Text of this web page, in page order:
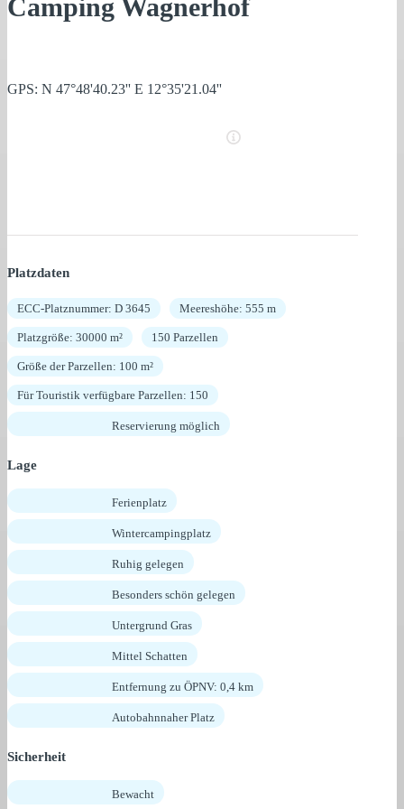
Camping Wagnerhof
GPS: N 47°48'40.23'' E 12°35'21.04''
Platzdaten
ECC-Platznummer: D 3645 Meereshöhe: 555 m
Platzgröße: 30000 m² 150 Parzellen
Größe der Parzellen: 100 m²
Für Touristik verfügbare Parzellen: 150
Reservierung möglich
Lage
Ferienplatz
Wintercampingplatz
Ruhig gelegen
Besonders schön gelegen
Untergrund Gras
Mittel Schatten
Entfernung zu ÖPNV: 0,4 km
Autobahnnaher Platz
Sicherheit
Bewacht